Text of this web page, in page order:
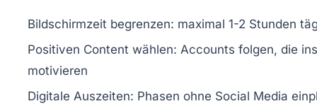
Bildschirmzeit begrenzen: maximal 1-2 Stunden
Positiven Content wählen: Accounts folgen, die
motivieren
Digitale Auszeiten: Phasen ohne Social Media